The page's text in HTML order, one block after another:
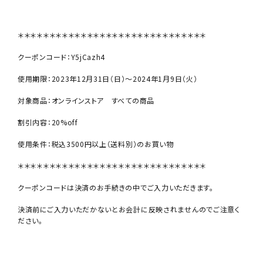
＊＊＊＊＊＊＊＊＊＊＊＊＊＊＊＊＊＊＊＊＊＊＊＊＊＊＊＊＊＊
クーポンコード：Y5jCazh4
使用期限：2023年12月31日（日）〜2024年1月9日（火）
対象商品：オンラインストア すべての商品
割引内容：20%off
使用条件：税込3500円以上（送料別）のお買い物
＊＊＊＊＊＊＊＊＊＊＊＊＊＊＊＊＊＊＊＊＊＊＊＊＊＊＊＊＊＊
クーポンコードは決済のお手続きの中でご入力いただきます。
決済前にご入力いただかないとお会計に反映されませんのでご注意く
ださい。